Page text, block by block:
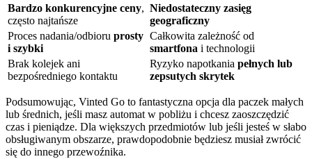
Bardzo konkurencyjne ceny,
często najtańsze
Niedostateczny zasięg
geograficzny
Proces nadania/odbioru prosty
i szybki
Całkowita zależność od
smartfona i technologii
Brak kolejek ani
bezpośredniego kontaktu
Ryzyko napotkania pełnych lub
zepsutych skrytek
Podsumowując, Vinted Go to fantastyczna opcja dla paczek małych
lub średnich, jeśli masz automat w pobliżu i chcesz zaoszczędzić
czas i pieniądze. Dla większych przedmiotów lub jeśli jesteś w słabo
obsługiwanym obszarze, prawdopodobnie będziesz musiał zwrócić
się do innego przewoźnika.